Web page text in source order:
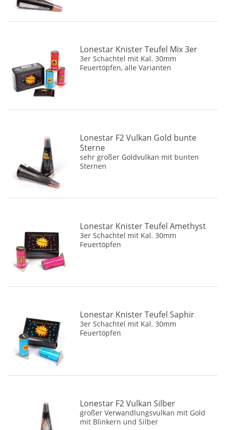
Lonestar Knister Teufel Mix 3er
3er Schachtel mit Kal. 30mm
Feuertöpfen, alle Varianten
Lonestar F2 Vulkan Gold bunte
Sterne
sehr großer Goldvulkan mit bunten
Sternen
Lonestar Knister Teufel Amethyst
3er Schachtel mit Kal. 30mm
Feuertöpfen
Lonestar Knister Teufel Saphir
3er Schachtel mit Kal. 30mm
Feuertöpfen
Lonestar F2 Vulkan Silber
großer Verwandlungsvulkan mit Gold
mit Blinkern und Silber